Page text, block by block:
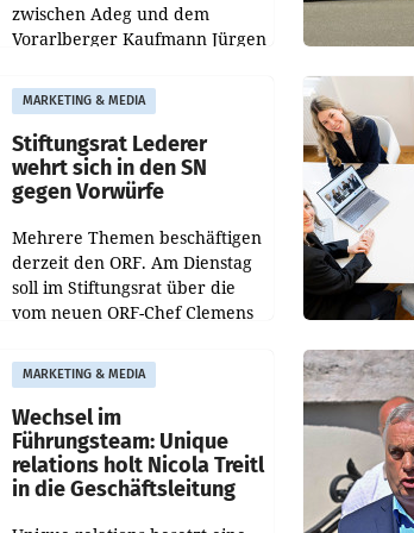
zwischen Adeg und dem
Vorarlberger Kaufmann Jürgen
freigegeben: Die
Bundeswettbewerbsbehörde
und der Bundeskartellanwalt
MARKETING & MEDIA
Stiftungsrat Lederer
wehrt sich in den SN
gegen Vorwürfe
Mehrere Themen beschäftigen
derzeit den ORF. Am Dienstag
soll im Stiftungsrat über die
vom neuen ORF-Chef Clemens
Besetzungen für die
Direktionen abgestimmt
werden.
MARKETING & MEDIA
Wechsel im
Führungsteam: Unique
relations holt Nicola Treitl
in die Geschäftsleitung